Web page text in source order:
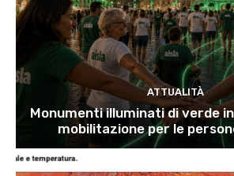
ATTUALITÀ
Monumenti illuminati di verde
mobilitazione per le